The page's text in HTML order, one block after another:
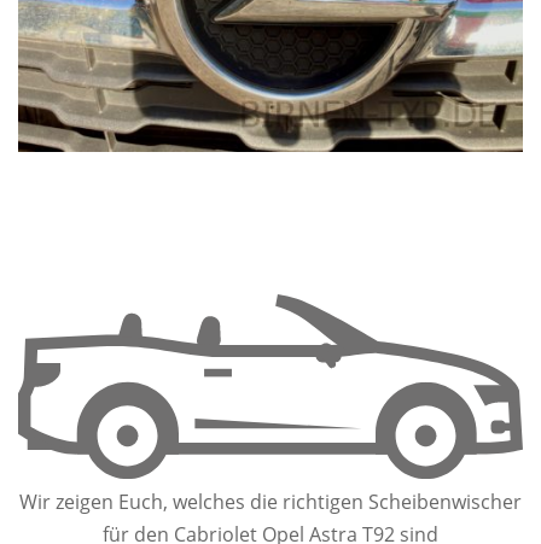
Wir zeigen Euch, welches die richtigen Scheibenwischer
für den Cabriolet Opel Astra T92 sind